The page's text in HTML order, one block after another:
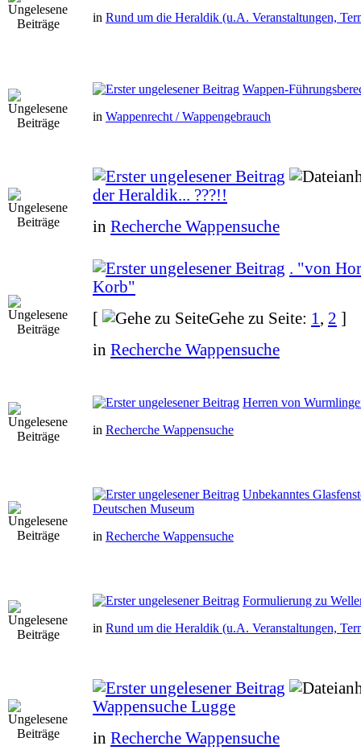
in Rund um die Heraldik (u.A. Veranstaltungen,
Wappen-
in Wappenrecht / Wappengebrauch
der Heraldik... ???!!
in Recherche Wappensuche
. "von
Korb"
[
Gehe zu Seite: 1 , 2 ]
in Recherche Wappensuche
Herren von
in Recherche Wappensuche
Unbekanntes
Deutschen Museum
in Recherche Wappensuche
Formulierung zu
in Rund um die Heraldik (u.A. Veranstaltungen,
Wappensuche Lugge
in Recherche Wappensuche